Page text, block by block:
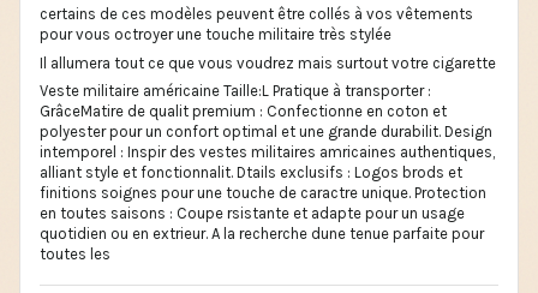
certains de ces modèles peuvent être collés à vos vêtements
pour vous octroyer une touche militaire très stylée
Il allumera tout ce que vous voudrez mais surtout votre cigarette
Veste militaire américaine Taille:L Pratique à transporter :
GrâceMatire de qualit premium : Confectionne en coton et
polyester pour un confort optimal et une grande durabilit. Design
intemporel : Inspir des vestes militaires amricaines authentiques,
alliant style et fonctionnalit. Dtails exclusifs : Logos brods et
finitions soignes pour une touche de caractre unique. Protection
en toutes saisons : Coupe rsistante et adapte pour un usage
quotidien ou en extrieur. A la recherche dune tenue parfaite pour
toutes les